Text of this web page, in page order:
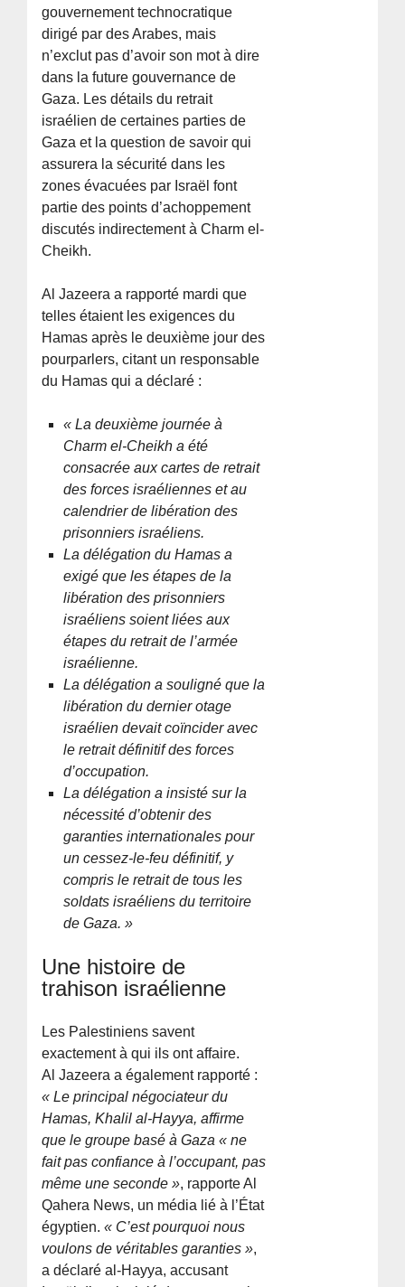
gouvernement technocratique
dirigé par des Arabes, mais
n’exclut pas d’avoir son mot à dire
dans la future gouvernance de
Gaza. Les détails du retrait
israélien de certaines parties de
Gaza et la question de savoir qui
assurera la sécurité dans les
zones évacuées par Israël font
partie des points d’achoppement
discutés indirectement à Charm el-
Cheikh.
Al Jazeera a rapporté mardi que
telles étaient les exigences du
Hamas après le deuxième jour des
pourparlers, citant un responsable
du Hamas qui a déclaré :
« La deuxième journée à
Charm el-Cheikh a été
consacrée aux cartes de retrait
des forces israéliennes et au
calendrier de libération des
prisonniers israéliens.
La délégation du Hamas a
exigé que les étapes de la
libération des prisonniers
israéliens soient liées aux
étapes du retrait de l’armée
israélienne.
La délégation a souligné que la
libération du dernier otage
israélien devait coïncider avec
le retrait définitif des forces
d’occupation.
La délégation a insisté sur la
nécessité d’obtenir des
garanties internationales pour
un cessez-le-feu définitif, y
compris le retrait de tous les
soldats israéliens du territoire
de Gaza. »
Une histoire de
trahison israélienne
Les Palestiniens savent
exactement à qui ils ont affaire.
Al Jazeera a également rapporté :
« Le principal négociateur du
Hamas, Khalil al-Hayya, affirme
que le groupe basé à Gaza « ne
fait pas confiance à l’occupant, pas
même une seconde », rapporte Al
Qahera News, un média lié à l’État
égyptien.« C’est pourquoi nous
voulons de véritables garanties »,
a déclaré al-Hayya, accusant